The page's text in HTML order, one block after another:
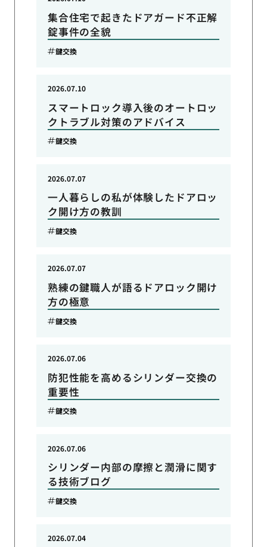
集合住宅で起きたドアガード不正解
錠事件の全貌
鍵交換
スマートロック導入後のオートロッ
クトラブル対策のアドバイス
2026.07.10
鍵交換
一人暮らしの私が体験したドアロッ
ク開け方の教訓
2026.07.07
鍵交換
熟練の鍵職人が語るドアロック開け
方の極意
2026.07.07
鍵交換
防犯性能を高めるシリンダー交換の
重要性
2026.07.06
鍵交換
シリンダー内部の摩擦と潤滑に関す
る技術ブログ
2026.07.06
鍵交換
2026.07.04